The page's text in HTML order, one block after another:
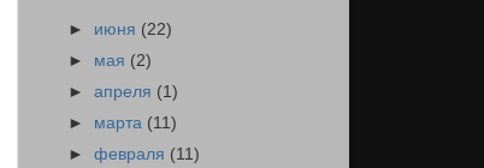
► июня (22)
► мая (2)
►апреля (1)
► марта (11)
►февраля (11)